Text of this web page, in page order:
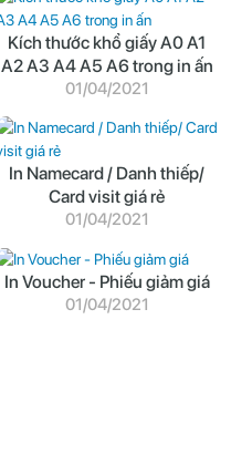
Kích thước khổ giấy A0 A1
A2 A3 A4 A5 A6 trong in ấn
01/04/2021
In Namecard / Danh thiếp/
Card visit giá rẻ
01/04/2021
In Voucher - Phiếu giảm giá
01/04/2021